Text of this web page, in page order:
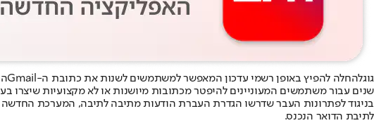
גוגלהחלה להפיץ באופן רשמי עדכון המאפשר למשתמשים לשנות את כתובת ה- Gmail
שנים עבור משתמשים המעוניינים להיפטר מכתובות מיושנות או לא מקצועיות שיצרו
בניגוד לפתרונות העבר שדרשו הגדרת העברת הודעות מתיבה לתיבה, המערכת
לתיבת הדואר הנכנס.